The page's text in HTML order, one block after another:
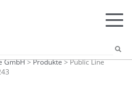
GmbH>Produkte>Public Line